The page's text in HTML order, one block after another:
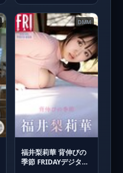
DMM
福井梨莉華 背伸びの
季節 FRIDAYデジタル